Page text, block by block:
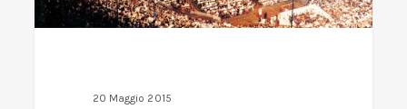
20 Maggio 2015